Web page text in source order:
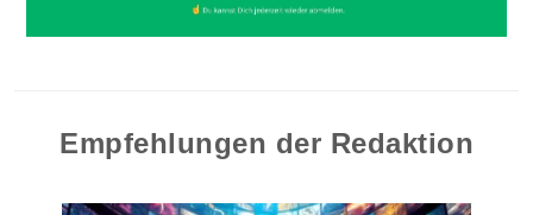
Empfehlungen der Redaktion